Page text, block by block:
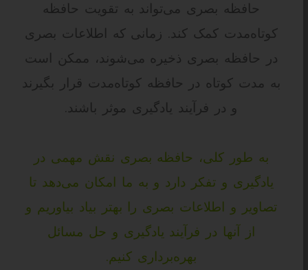
حافظه بصری می‌تواند به تقویت حافظه
کوتاه‌مدت کمک کند. زمانی که اطلاعات بصری
در حافظه بصری ذخیره می‌شوند، ممکن است
به مدت کوتاه در حافظه کوتاه‌مدت قرار بگیرند
و در فرآیند یادگیری موثر باشند.
به طور کلی، حافظه بصری نقش مهمی در
یادگیری و تفکر دارد و به ما امکان می‌دهد تا
تصاویر و اطلاعات بصری را بهتر بیاد بیاوریم و
از آنها در فرآیند یادگیری و حل مسائل
بهره‌برداری کنیم.